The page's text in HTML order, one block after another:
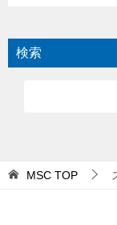
検索
MSC TOP